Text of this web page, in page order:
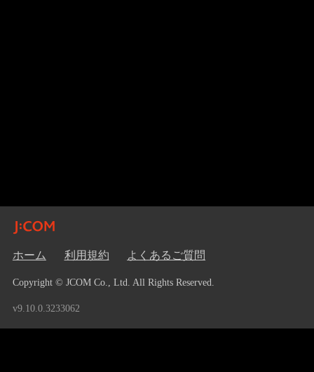
ホーム 利用規約 よくあるご質問
Copyright © JCOM Co., Ltd. All Rights Reserved.
v9.10.0.3233062